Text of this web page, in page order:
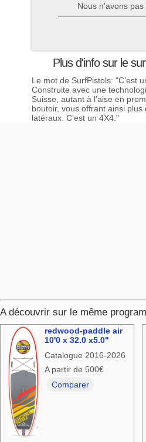
Nous n'avons
Plus d'info sur le
Le mot de SurfPistols: "C’est
Construite avec une
Suisse, autant à l’aise en
boutoir, vous offrant ainsi
latéraux. C’est un 4X4."
A découvrir sur le même
redwood-paddle air
10'0 x 32.0 x5.0"
Catalogue 2016-2026
A partir de 500€
Comparer